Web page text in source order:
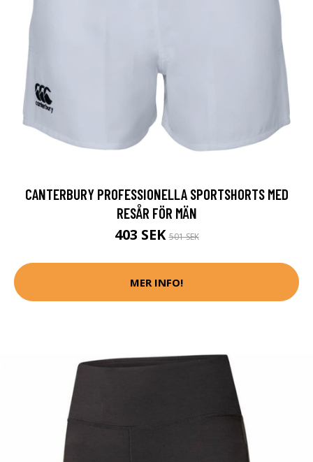
CANTERBURY PROFESSIONELLA SPORTSHORTS MED
RESÅR FÖR MÄN
403 SEK501 SEK
MER INFO!